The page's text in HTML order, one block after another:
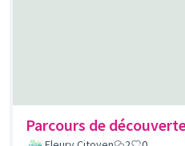
Parcours de